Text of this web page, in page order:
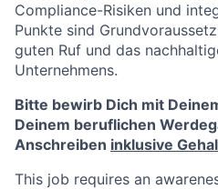
Compliance-Risiken und
Punkte sind
guten Ruf und das
Unternehmens.
Bitte bewirb Dich mit
Deinem beruflichen
Anschreiben inklusive
This job requires an